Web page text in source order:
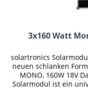
3x160 Watt
solartronics
neuen schlanken
MONO, 160W 18V
Solarmodul ist ein